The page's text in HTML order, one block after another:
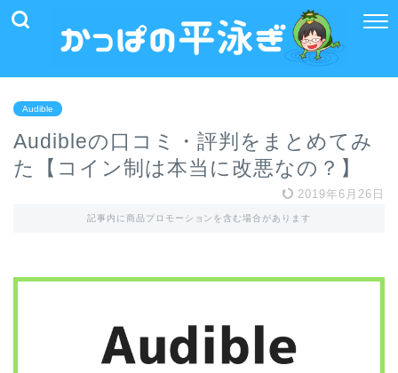
Audible
Audibleの口コミ・評判をまとめてみ
た【コイン制は本当に改悪なの？】
2019年6月26日
記事内に商品プロモーションを含む場合があります